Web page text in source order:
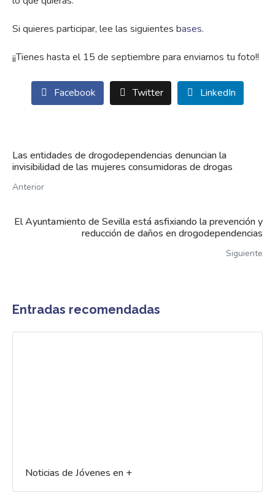
Si quieres participar, lee las siguientes bases.
¡¡Tienes hasta el 15 de septiembre para enviarnos tu foto!!
Facebook Twitter LinkedIn
Las entidades de drogodependencias denuncian la
invisibilidad de las mujeres consumidoras de drogas
Anterior
El Ayuntamiento de Sevilla está asfixiando la prevención y
reducción de daños en drogodependencias
Siguiente
Entradas recomendadas
Noticias de Jóvenes en +